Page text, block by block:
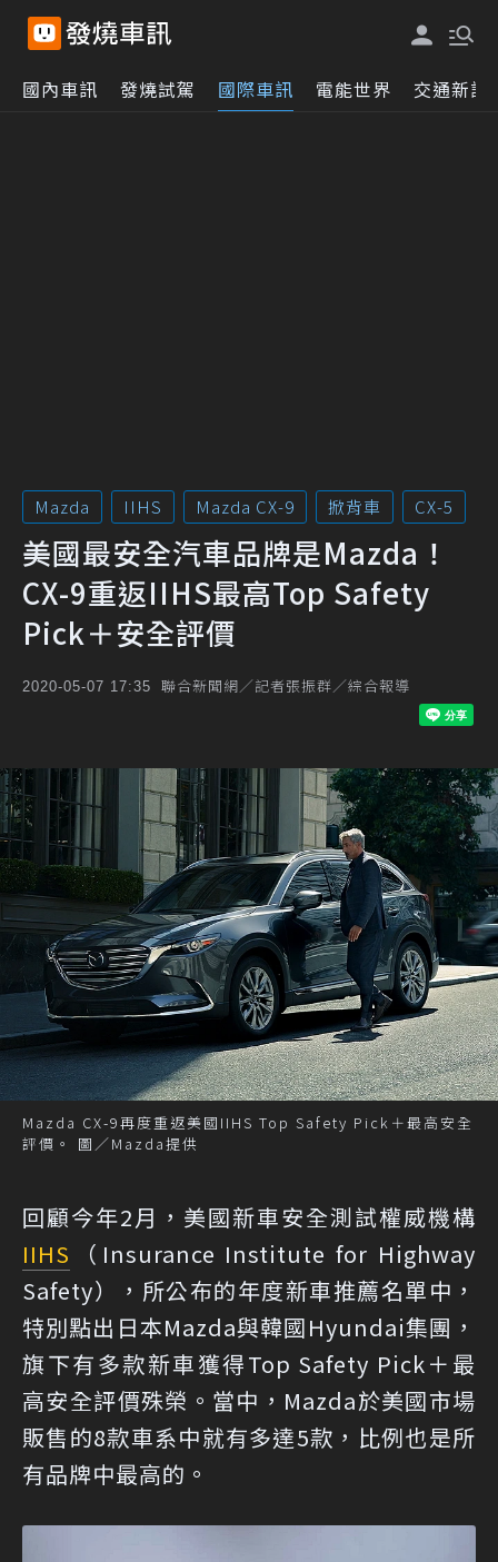
國內車訊 發燒試駕 國際車訊 電能世界 交通新訊
Mazda IIHS Mazda CX-9 掀背車 CX-5
美國最安全汽車品牌是Mazda！
CX-9重返IIHS最高Top Safety
Pick＋安全評價
2020-05-07 17:35 聯合新聞網／記者張振群／綜合報導
Mazda CX-9再度重返美國IIHS Top Safety Pick＋最高安全
評價。 圖／Mazda提供
回顧今年2月，美國新車安全測試權威機構
IIHS （Insurance Institute for Highway
Safety），所公布的年度新車推薦名單中，
特別點出日本Mazda與韓國Hyundai集團，
旗下有多款新車獲得Top Safety Pick＋最
高安全評價殊榮。當中，Mazda於美國市場
販售的8款車系中就有多達5款，比例也是所
有品牌中最高的。